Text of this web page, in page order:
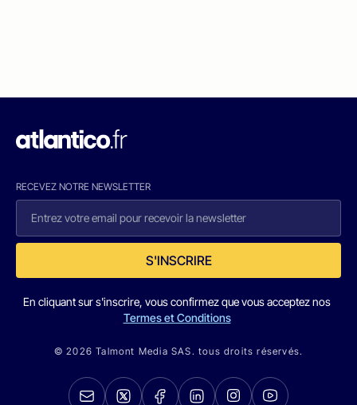
RECEVEZ NOTRE NEWSLETTER
S'INSCRIRE
En cliquant sur s'inscrire, vous confirmez que vous acceptez nos
Termes et Conditions
© 2026 Talmont Media SAS. tous droits réservés.